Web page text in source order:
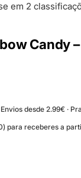
em 2
Candy
desde 2.99€ ·
para receberes a